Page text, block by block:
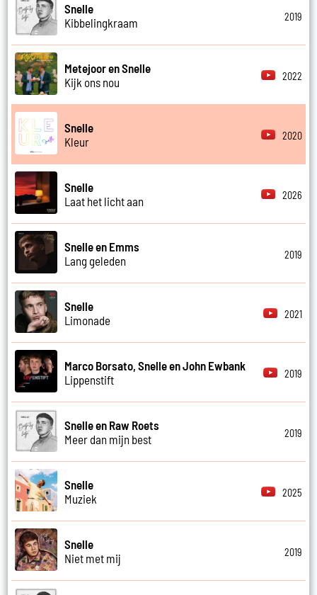
Snelle
Kibbelingkraam
2019
Metejoor en Snelle
Kijk ons nou
2022
Snelle
Kleur
2020
Snelle
Laat het licht aan
2026
Snelle en Emms
Lang geleden
2019
Snelle
Limonade
2021
Marco Borsato, Snelle en John Ewbank
Lippenstift
2019
Snelle en Raw Roets
Meer dan mijn best
2019
Snelle
Muziek
2025
Snelle
Niet met mij
2019